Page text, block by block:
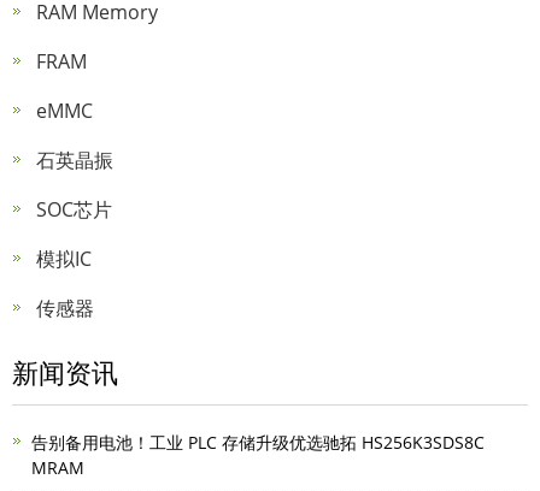
RAM Memory
FRAM
eMMC
石英晶振
SOC芯片
模拟IC
传感器
新闻资讯
告别备用电池！工业 PLC 存储升级优选驰拓 HS256K3SDS8C
MRAM